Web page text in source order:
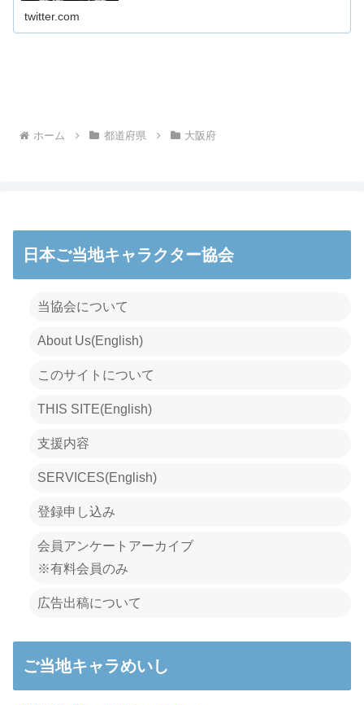
twitter.com
ホーム 都道府県 大阪府
日本ご当地キャラクター協会
当協会について
About Us(English)
このサイトについて
THIS SITE(English)
支援内容
SERVICES(English)
登録申し込み
会員アンケートアーカイブ
※有料会員のみ
広告出稿について
ご当地キャラめいし